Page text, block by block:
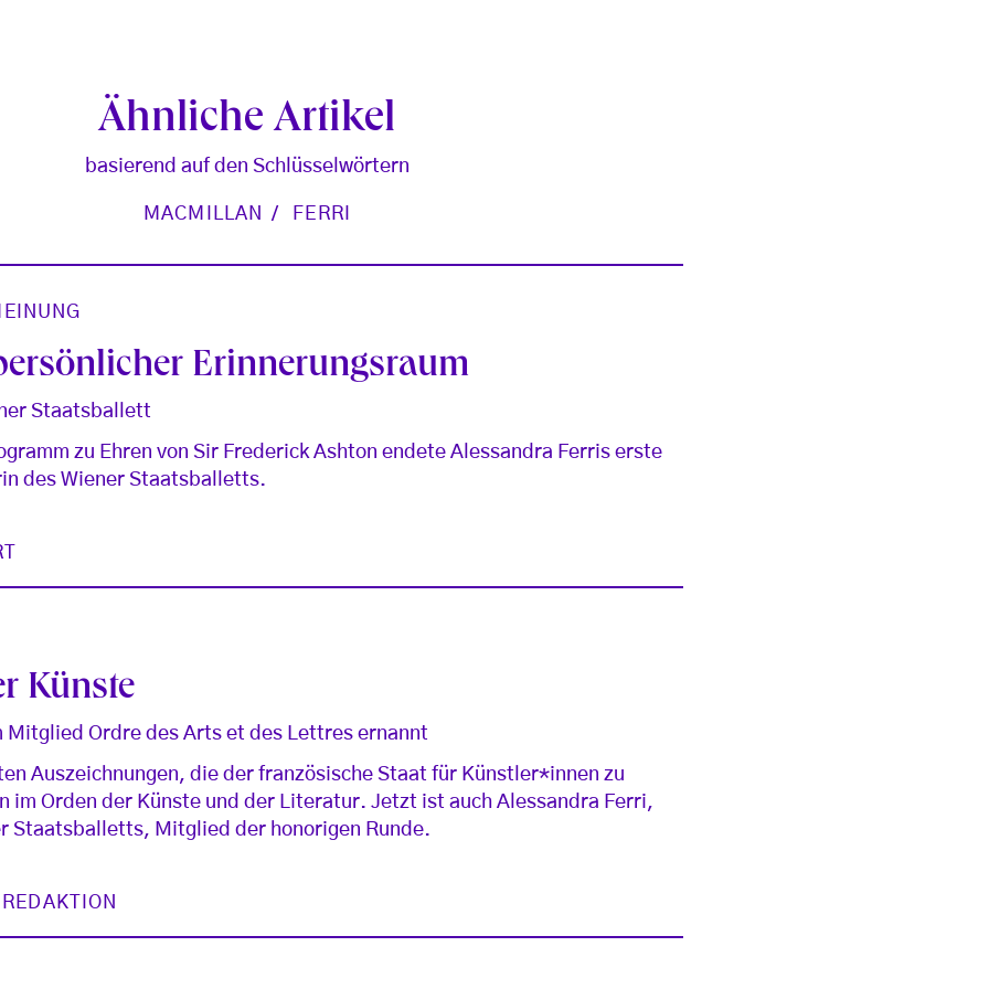
Ähnliche Artikel
basierend auf den Schlüsselwörtern
MACMILLAN FERRI
Erinnerungsraum
Staatsballett
zu Ehren von Sir Frederick Ashton endete Alessandra Ferris erste
des Wiener Staatsballetts.
Künste
Mitglied Ordre des Arts et des Lettres ernannt
Auszeichnungen, die der französische Staat für Künstler*innen zu
im Orden der Künste und der Literatur. Jetzt ist auch Alessandra Ferri,
Staatsballetts, Mitglied der honorigen Runde.